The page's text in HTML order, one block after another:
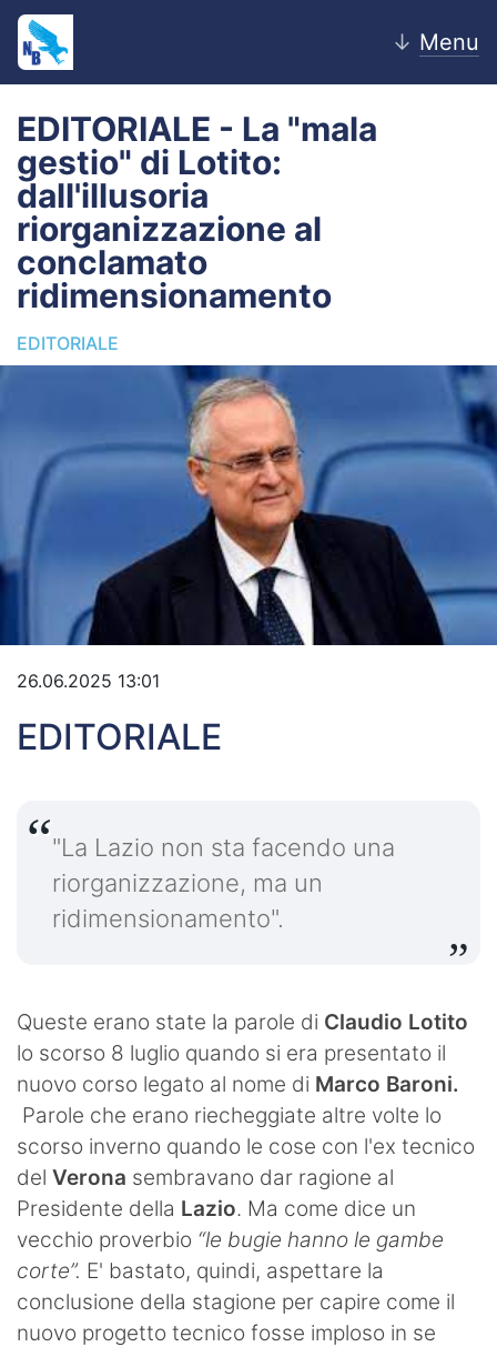
↓ Menu
Home
News
Editoriale
Pagelle
Settore Giovanile
Calciomercato
Video
EDITORIALE - La "mala
gestio" di Lotito:
dall'illusoria
riorganizzazione al
conclamato
ridimensionamento
EDITORIALE
26.06.2025 13:01
EDITORIALE
"La Lazio non sta facendo una
riorganizzazione, ma un
ridimensionamento".
Queste erano state la parole di Claudio Lotito
lo scorso 8 luglio quando si era presentato il
nuovo corso legato al nome di Marco Baroni.
Parole che erano riecheggiate altre volte lo
scorso inverno quando le cose con l'ex tecnico
del Verona sembravano dar ragione al
Presidente della Lazio. Ma come dice un
vecchio proverbio “le bugie hanno le gambe
corte”. E' bastato, quindi, aspettare la
conclusione della stagione per capire come il
nuovo progetto tecnico fosse imploso in se